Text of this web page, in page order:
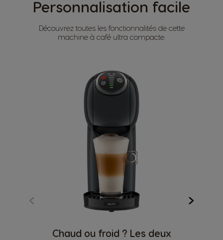
Personnalisation facile
Découvrez toutes les fonctionnalités de cette
machine à café ultra compacte.
Chaud ou froid ? Les deux